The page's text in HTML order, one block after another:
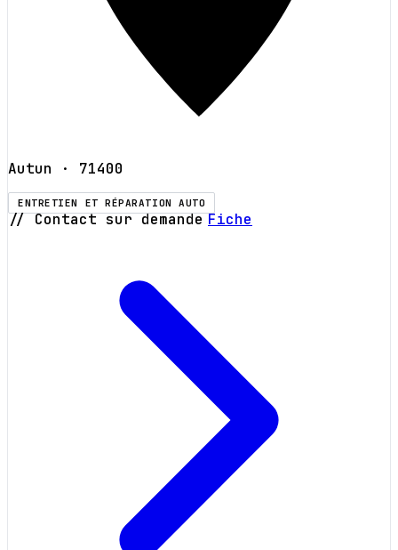
Autun · 71400
ENTRETIEN ET RÉPARATION AUTO
// Contact sur demande Fiche